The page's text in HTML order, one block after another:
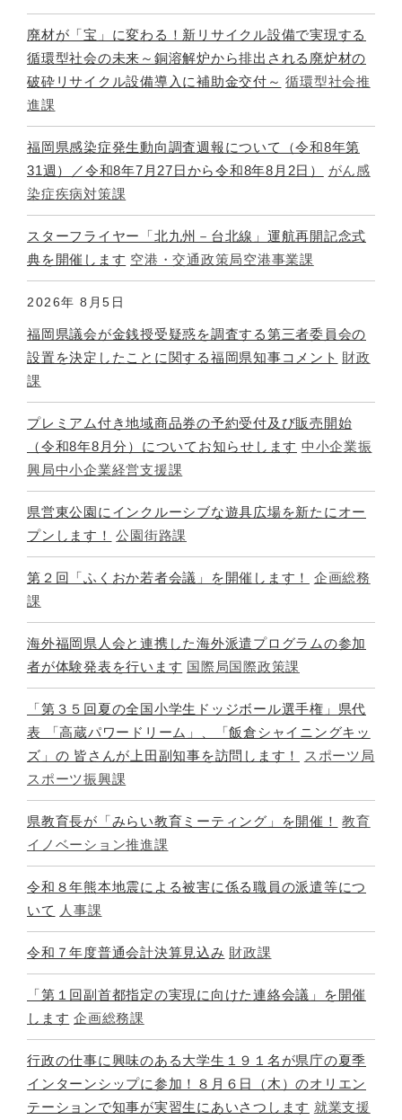
廃材が「宝」に変わる！新リサイクル設備で実現する
循環型社会の未来～銅溶解炉から排出される廃炉材の
破砕リサイクル設備導入に補助金交付～ 循環型社会推
進課
福岡県感染症発生動向調査週報について（令和8年第
31週）／令和8年7月27日から令和8年8月2日）
がん感
染症疾病対策課
スターフライヤー「北九州－台北線」運航再開記念式
典を開催します 空港・交通政策局空港事業課
2026年 8月5日
福岡県議会が金銭授受疑惑を調査する第三者委員会の
設置を決定したことに関する福岡県知事コメント 財政
課
プレミアム付き地域商品券の予約受付及び販売開始
（令和8年8月分）についてお知らせします 中小企業振
興局中小企業経営支援課
県営東公園にインクルーシブな遊具広場を新たにオー
プンします！
公園街路課
第２回「ふくおか若者会議」を開催します！
企画総務
課
海外福岡県人会と連携した海外派遣プログラムの参加
者が体験発表を行います 国際局国際政策課
「第３５回夏の全国小学生ドッジボール選手権」県代
表 「高蔵パワードリーム」、「飯倉シャイニングキッ
ズ」の 皆さんが上田副知事を訪問します！
スポーツ局
スポーツ振興課
県教育長が「みらい教育ミーティング」を開催！
教育
イノベーション推進課
令和８年熊本地震による被害に係る職員の派遣等につ
いて 人事課
令和７年度普通会計決算見込み 財政課
「第１回副首都指定の実現に向けた連絡会議」を開催
します 企画総務課
行政の仕事に興味のある大学生１９１名が県庁の夏季
インターンシップに参加！８月６日（木）のオリエン
テーションで知事が実習生にあいさつします 就業支援